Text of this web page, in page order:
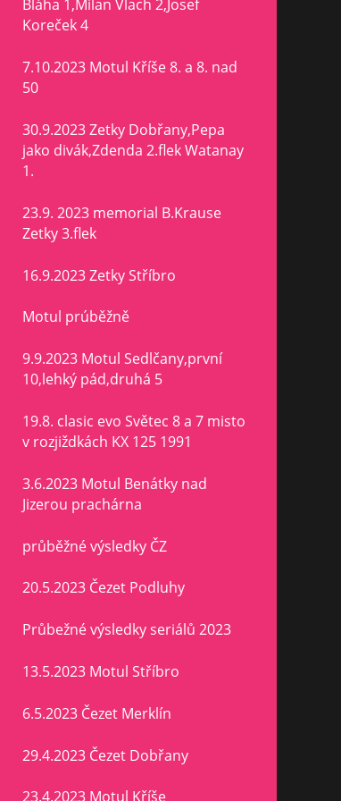
Bláha 1,Milan Vlach 2,Josef
Koreček 4
7.10.2023 Motul Kříše 8. a 8. nad
50
30.9.2023 Zetky Dobřany,Pepa
jako divák,Zdenda 2.flek Watanay
1.
23.9. 2023 memorial B.Krause
Zetky 3.flek
16.9.2023 Zetky Stříbro
Motul prúběžně
9.9.2023 Motul Sedlčany,první
10,lehký pád,druhá 5
19.8. clasic evo Světec 8 a 7 misto
v rozjiždkách KX 125 1991
3.6.2023 Motul Benátky nad
Jizerou prachárna
průběžné výsledky ČZ
20.5.2023 Čezet Podluhy
Průbežné výsledky seriálů 2023
13.5.2023 Motul Stříbro
6.5.2023 Čezet Merklín
29.4.2023 Čezet Dobřany
23.4.2023 Motul Kříše